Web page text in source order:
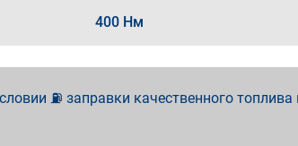
400 Нм
⛽ заправки качественного